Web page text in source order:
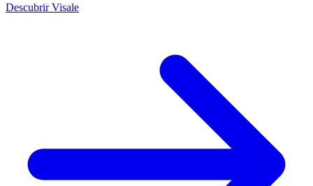
Descubrir Visale